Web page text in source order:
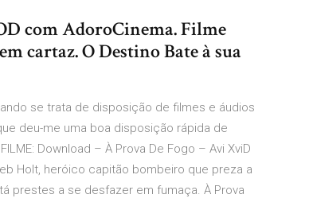
com AdoroCinema. Filme
cartaz. O Destino Bate à sua
se trata de disposição de filmes e áudios
deu-me uma boa disposição rápida de
Download – À Prova De Fogo – Avi XviD
Holt, heróico capitão bombeiro que preza a
prestes a se desfazer em fumaça. À Prova